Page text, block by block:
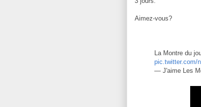
Aimez-vous?
La Montre du
pic.twitter.com/
— J'aime Les